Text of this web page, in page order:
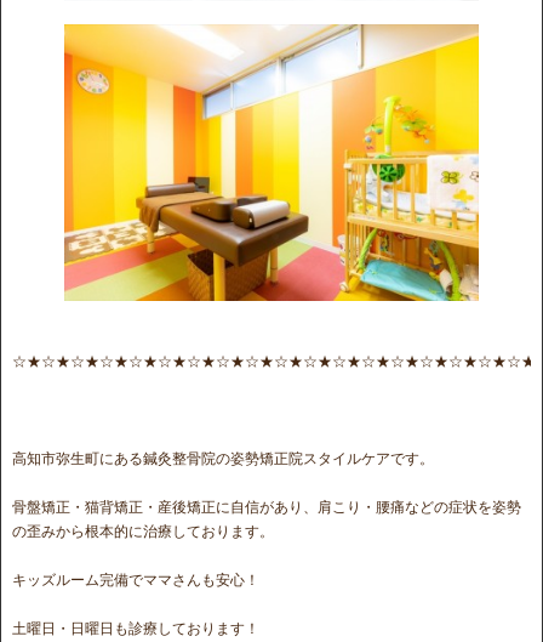
高知市弥生町にある鍼灸整骨院の姿勢矯正院スタイルケアです。
骨盤矯正・猫背矯正・産後矯正に自信があり、肩こり・腰痛などの症状を姿勢
の歪みから根本的に治療しております。
キッズルーム完備でママさんも安心！
土曜日・日曜日も診療しております！